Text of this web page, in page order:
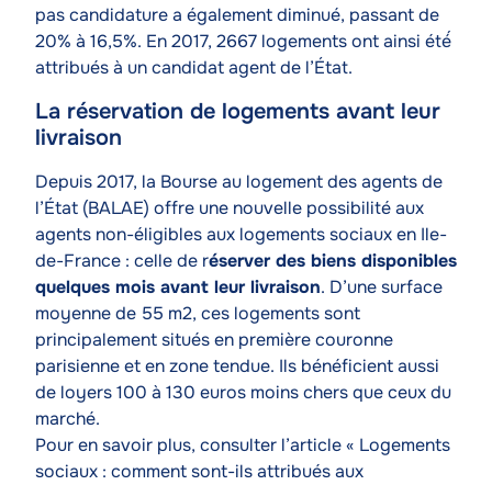
pas candidature a également diminué, passant de
20% à 16,5%. En 2017, 2667 logements ont ainsi été́
attribués à un candidat agent de l’État.
La réservation de logements avant leur
livraison
Texte
Depuis 2017, la Bourse au logement des agents de
l’État (BALAE) offre une nouvelle possibilité aux
agents non-éligibles aux logements sociaux en Ile-
de-France : celle de réserver des biens disponibles
quelques mois avant leur livraison. D’une surface
moyenne de 55 m2, ces logements sont
principalement situés en première couronne
parisienne et en zone tendue. Ils bénéficient aussi
de loyers 100 à 130 euros moins chers que ceux du
marché.
Pour en savoir plus, consulter l’article « Logements
sociaux : comment sont-ils attribués aux